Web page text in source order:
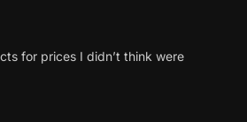
for prices I didn’t think were